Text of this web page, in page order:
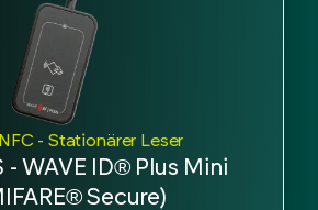
- Stationärer Leser
- WAVE ID® Plus Mini
Secure)